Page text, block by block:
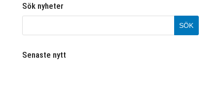
Sök nyheter
Senaste nytt